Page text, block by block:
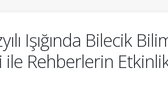
Işığında Bilecik
ile Rehberlerin